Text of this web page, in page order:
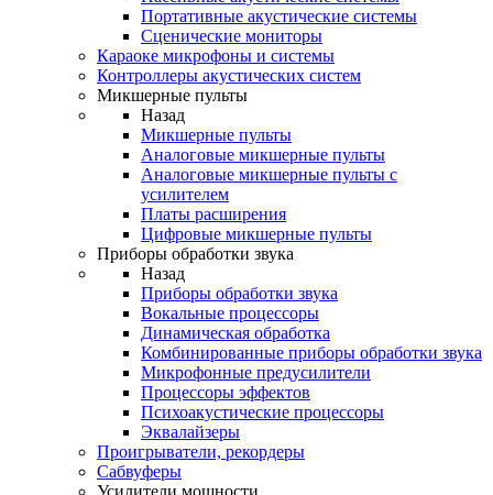
Портативные акустические системы
Сценические мониторы
Караоке микрофоны и системы
Контроллеры акустических систем
Микшерные пульты
Назад
Микшерные пульты
Аналоговые микшерные пульты
Аналоговые микшерные пульты с
усилителем
Платы расширения
Цифровые микшерные пульты
Приборы обработки звука
Назад
Приборы обработки звука
Вокальные процессоры
Динамическая обработка
Комбинированные приборы обработки звука
Микрофонные предусилители
Процессоры эффектов
Психоакустические процессоры
Эквалайзеры
Проигрыватели, рекордеры
Сабвуферы
Усилители мощности